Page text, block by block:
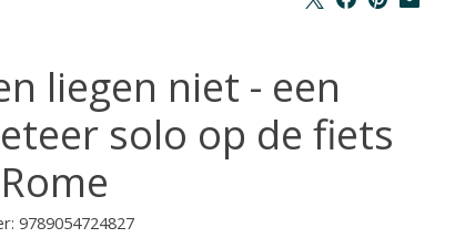
liegen niet - een
solo op de fiets
9789054724827